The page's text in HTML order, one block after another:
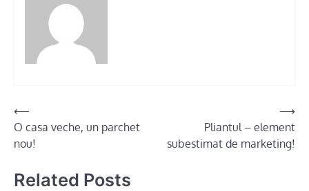
Post
navigation
⟵
O casa veche, un parchet
nou!
Pliantul – element
subestimat de marketing!
⟶
Related Posts